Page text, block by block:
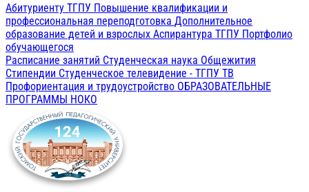
Абитуриенту ТГПУ Повышение квалификации и
профессиональная переподготовка Дополнительное
образование детей и взрослых Аспирантура ТГПУ Портфолио
обучающегося
Расписание занятий Студенческая наука Общежития
Стипендии Студенческое телевидение - ТГПУ ТВ
Профориентация и трудоустройство ОБРАЗОВАТЕЛЬНЫЕ
ПРОГРАММЫ НОКО